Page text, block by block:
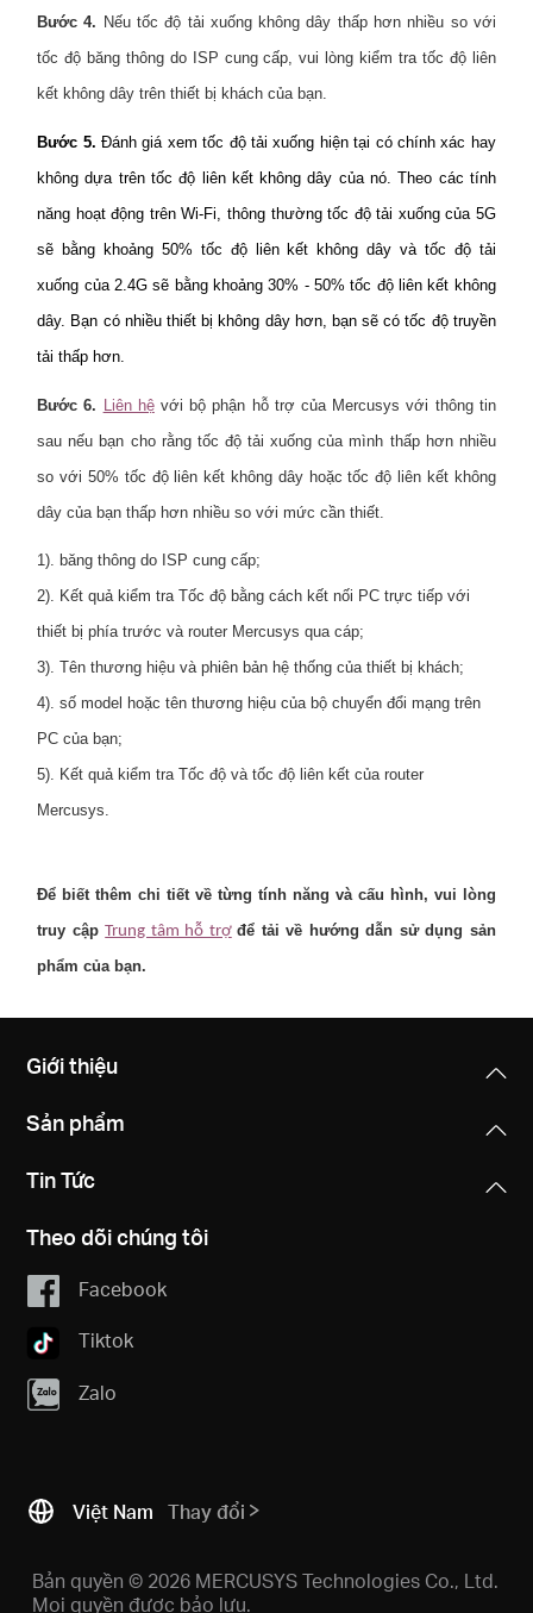
Bước 4. Nếu tốc độ tải xuống không dây thấp hơn nhiều so với
tốc độ băng thông do ISP cung cấp, vui lòng kiểm tra tốc độ liên
kết không dây trên thiết bị khách của bạn.
Bước 5. Đánh giá xem tốc độ tải xuống hiện tại có chính xác hay
không dựa trên tốc độ liên kết không dây của nó. Theo các tính
năng hoạt động trên Wi-Fi, thông thường tốc độ tải xuống của 5G
sẽ bằng khoảng 50% tốc độ liên kết không dây và tốc độ tải
xuống của 2.4G sẽ bằng khoảng 30% - 50% tốc độ liên kết không
dây. Bạn có nhiều thiết bị không dây hơn, bạn sẽ có tốc độ truyền
tải thấp hơn.
Bước 6. Liên hệvới bộ phận hỗ trợ của Mercusys với thông tin
sau nếu bạn cho rằng tốc độ tải xuống của mình thấp hơn nhiều
so với 50% tốc độ liên kết không dây hoặc tốc độ liên kết không
dây của bạn thấp hơn nhiều so với mức cần thiết.
1). băng thông do ISP cung cấp;
2). Kết quả kiểm tra Tốc độ bằng cách kết nối PC trực tiếp với
thiết bị phía trước và router Mercusys qua cáp;
3). Tên thương hiệu và phiên bản hệ thống của thiết bị khách;
4). số model hoặc tên thương hiệu của bộ chuyển đổi mạng trên
PC của bạn;
5). Kết quả kiểm tra Tốc độ và tốc độ liên kết của router
Mercusys.
Để biết thêm chi tiết về từng tính năng và cấu hình, vui lòng
truy cậpTrung tâm hỗ trợ để tải về hướng dẫn sử dụng sản
phẩm của bạn.
Giới thiệu
Sản phẩm
Tin Tức
Theo dõi chúng tôi
Facebook
Tiktok
Zalo
Việt Nam Thay đổi
Bản quyền © 2026 MERCUSYS Technologies Co., Ltd.
Mọi quyền được bảo lưu.